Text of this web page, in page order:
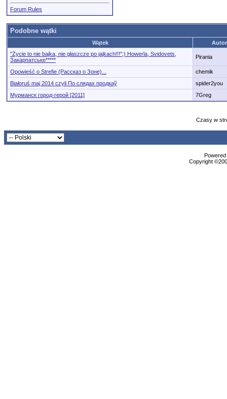
Forum Rules
Podobne wątki
Wątek
"Życie to nie bajka, nie głaszcze po jajkach!!!";) Howerla, Svidovets,
Закарпатське*****
Pirania
Opowieść o Strefie (Рассказ о Зоне)...
chemik
Białoruś maj 2014 czyli Пo слядах продкаў
spider2you
Мурманск город-герой [2011]
7Greg
Czasy w
Copyright